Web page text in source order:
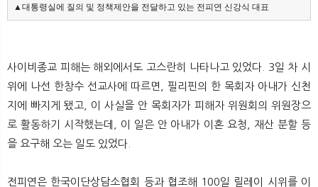
▲대통령실에 질의 및 정책제안을 전달하고 있는 전피연 신강식 대표
사이비종교 피해는 해외에서도 고스란히 나타나고 있었다. 3일 차 시
위에 나선 한창수 선교사에 따르면, 필리핀의 한 목회자 아내가 신천
지에 빠지게 됐고, 이 사실을 안 목회자가 피해자 위원회의 위원장으
로 활동하기 시작했는데, 이 일은 안 아내가 이혼 요청, 재산 분할 등
을 요구해 오는 일도 있었다.
전피연은 한국이단상담소협회 등과 협조해 100일 릴레이 시위를 이